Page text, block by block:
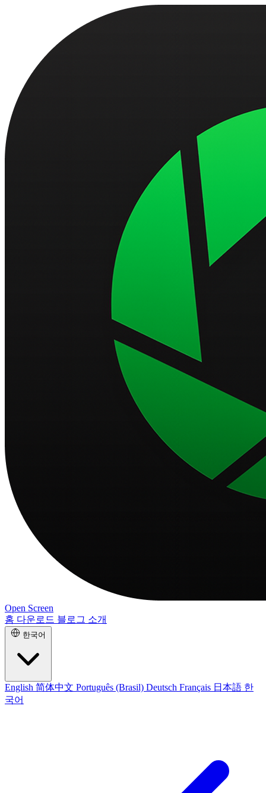
Open Screen
홈 다운로드 블로그 소개
한국어
English 简体中文 Português (Brasil) Deutsch Français 日本語 한
국어